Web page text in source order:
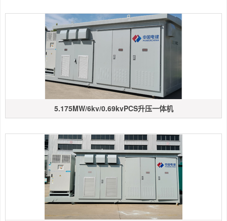
5.175MW/6kv/0.69kvPCS升压一体机